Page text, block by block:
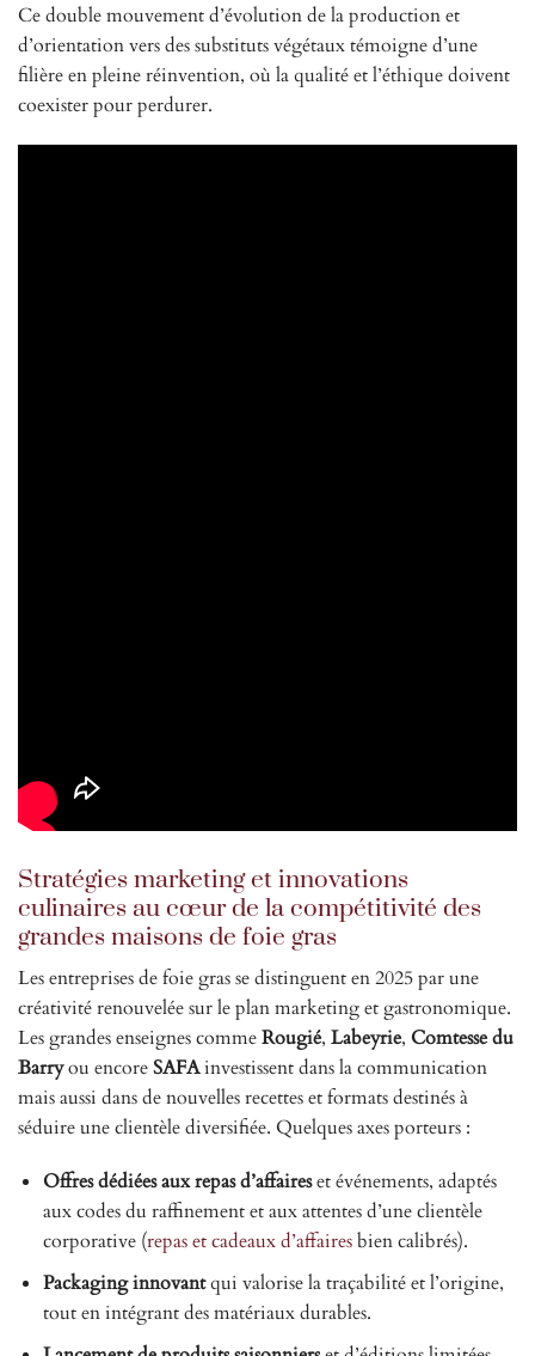
Ce double mouvement d’évolution de la production et
d’orientation vers des substituts végétaux témoigne d’une
filière en pleine réinvention, où la qualité et l’éthique doivent
coexister pour perdurer.
Stratégies marketing et innovations
culinaires au cœur de la compétitivité des
grandes maisons de foie gras
Les entreprises de foie gras se distinguent en 2025 par une
créativité renouvelée sur le plan marketing et gastronomique.
Les grandes enseignes commeRougié, Labeyrie, Comtesse du
Barryou encoreSAFAinvestissent dans la communication
mais aussi dans de nouvelles recettes et formats destinés à
séduire une clientèle diversifiée. Quelques axes porteurs :
Offres dédiées aux repas d’affaireset événements, adaptés
aux codes du raffinement et aux attentes d’une clientèle
corporative (repas et cadeaux d’affairesbien calibrés).
Packaging innovantqui valorise la traçabilité et l’origine,
tout en intégrant des matériaux durables.